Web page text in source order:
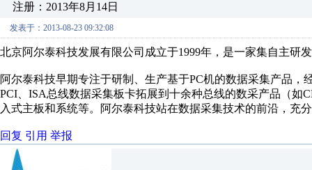
注册：2013年8月14日
发表于：2013-08-23 09:32:08
北京阿尔泰科技发展有限公司成立于1999年，是一家集自主研
阿尔泰科技早期专注于研制、生产基于PC机的数据采集产品
PCI、ISA总线数据采集板卡拓展到十余种总线的数采产品（如
入式主板和系统等。阿尔泰科技站在数据采集技术的前沿，充
回复 引用 举报